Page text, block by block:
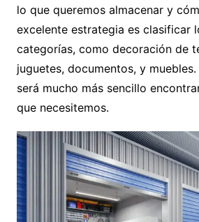
lo que queremos almacenar y
excelente estrategia es clasificar
categorías, como decoración de
juguetes, documentos, y
será mucho más sencillo
que necesitemos.